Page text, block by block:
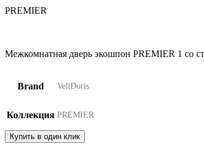
PREMIER
Межкомнатная дверь экошпон PREMIER 1 со
Brand VellDoris
Коллекция PREMIER
Купить в один клик